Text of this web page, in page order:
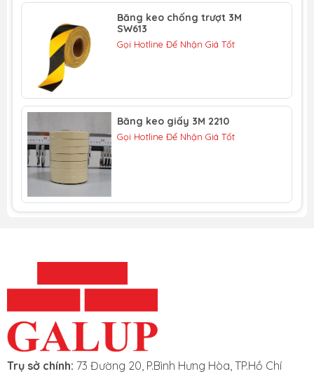
Thông số cơ bản của băng keo dán nền
3M 767:
Vật liệu nền: Polyvinyl Chloride.
Độ dày: 0.29mm.
Chiều rộng: Gia công theo yêu cầu.
Độ dãn dài: 180%.
Nhiệt độ môi trường phù hợp: 16 - 29
Download
Băng keo chống trượt 3M
SW613
Gọi Hotline Để Nhận Giá Tốt
Băng keo giấy 3M 2210
Gọi Hotline Để Nhận Giá Tốt
Trụ sở chính: 73 Đường 20, P.Bình Hưng Hòa, TP.Hồ Chí